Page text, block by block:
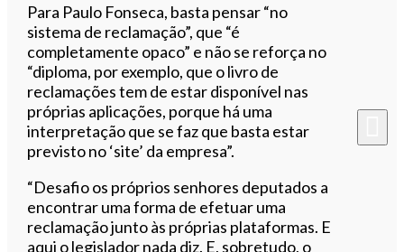
Para Paulo Fonseca, basta pensar “no
sistema de reclamação”, que “é
completamente opaco” e não se reforça no
“diploma, por exemplo, que o livro de
reclamações tem de estar disponível nas
próprias aplicações, porque há uma
interpretação que se faz que basta estar
previsto no ‘site’ da empresa”.
“Desafio os próprios senhores deputados a
encontrar uma forma de efetuar uma
reclamação junto às próprias plataformas. E
aqui o legislador nada diz. E, sobretudo, o